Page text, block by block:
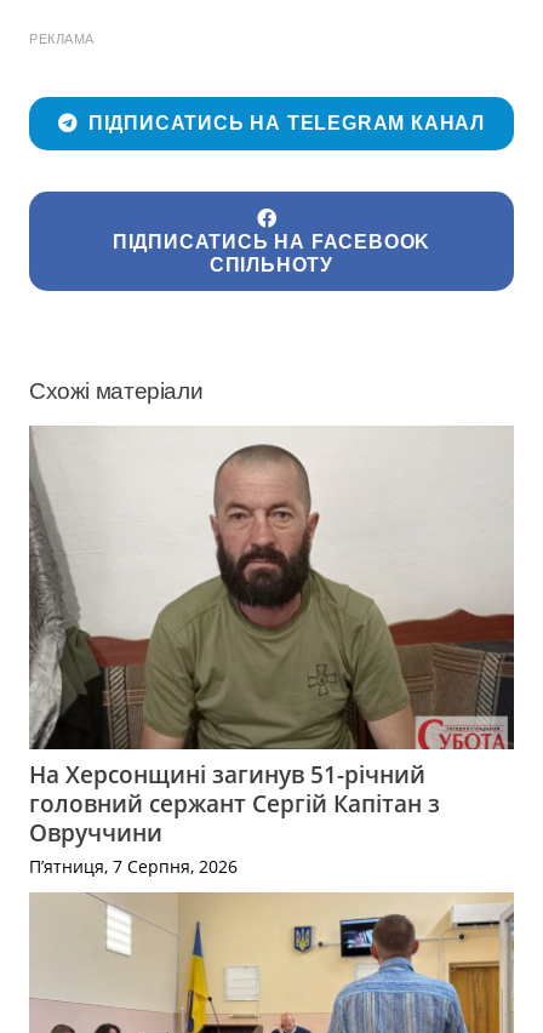
РЕКЛАМА
ПІДПИСАТИСЬ НА TELEGRAM КАНАЛ
ПІДПИСАТИСЬ НА FACEBOOK
СПІЛЬНОТУ
Схожі матеріали
На Херсонщині загинув 51-річний
головний сержант Сергій Капітан з
Овруччини
П’ятниця, 7 Серпня, 2026